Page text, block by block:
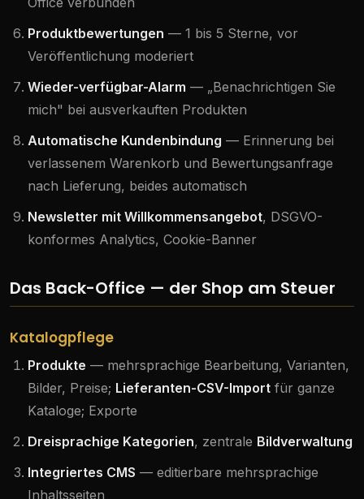
Produktbewertungen — 1 bis 5 Sterne, vor
Veröffentlichung moderiert
Wieder-verfügbar-Alarm — „Benachrichtigen Sie
mich" bei ausverkauften Produkten
Automatische Kundenbindung — Erinnerung bei
verlassenem Warenkorb und Bewertungsanfrage
nach Lieferung, beides automatisch
Newsletter mit Willkommensangebot, DSGVO-
konformes Analytics, Cookie-Banner
Das Back-Office — der Shop am Steuer
Katalogpflege
Produkte — mehrsprachige Bearbeitung, Varianten,
Bilder, Preise; Lieferanten-CSV-Import für ganze
Kataloge; Exporte
Dreisprachige Kategorien, zentrale Bildverwaltung
Integriertes CMS — editierbare mehrsprachige
Inhaltsseiten